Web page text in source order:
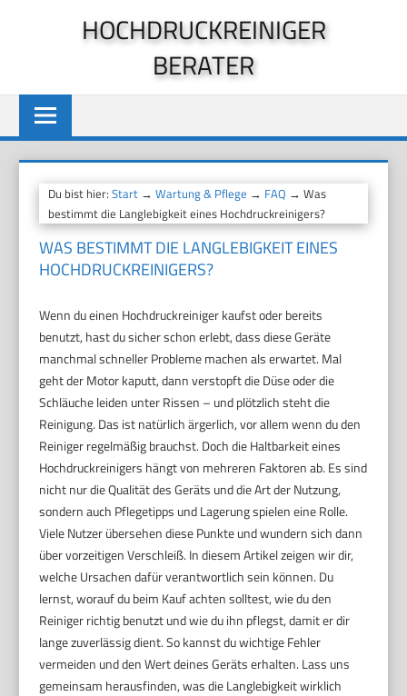
HOCHDRUCKREINIGER
BERATER
Du bist hier:Start →Wartung & Pflege → FAQ → Was
bestimmt die Langlebigkeit eines Hochdruckreinigers?
WAS BESTIMMT DIE LANGLEBIGKEIT EINES
HOCHDRUCKREINIGERS?
Wenn du einen Hochdruckreiniger kaufst oder bereits
benutzt, hast du sicher schon erlebt, dass diese Geräte
manchmal schneller Probleme machen als erwartet. Mal
geht der Motor kaputt, dann verstopft die Düse oder die
Schläuche leiden unter Rissen – und plötzlich steht die
Reinigung. Das ist natürlich ärgerlich, vor allem wenn du den
Reiniger regelmäßig brauchst. Doch die Haltbarkeit eines
Hochdruckreinigers hängt von mehreren Faktoren ab. Es sind
nicht nur die Qualität des Geräts und die Art der Nutzung,
sondern auch Pflegetipps und Lagerung spielen eine Rolle.
Viele Nutzer übersehen diese Punkte und wundern sich dann
über vorzeitigen Verschleiß. In diesem Artikel zeigen wir dir,
welche Ursachen dafür verantwortlich sein können. Du
lernst, worauf du beim Kauf achten solltest, wie du den
Reiniger richtig benutzt und wie du ihn pflegst, damit er dir
lange zuverlässig dient. So kannst du wichtige Fehler
vermeiden und den Wert deines Geräts erhalten. Lass uns
gemeinsam herausfinden, was die Langlebigkeit wirklich